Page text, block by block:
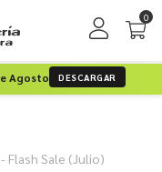
0
Agosto DESCARGAR
Flash Sale (Julio)